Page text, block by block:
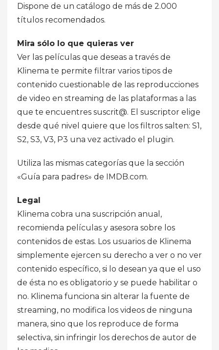
Dispone de un catálogo de más de 2.000
títulos recomendados.
Mira sólo lo que quieras ver
Ver las películas que deseas a través de
Klinema te permite filtrar varios tipos de
contenido cuestionable de las reproducciones
de video en streaming de las plataformas a las
que te encuentres suscrit@. El suscriptor elige
desde qué nivel quiere que los filtros salten: S1,
S2, S3, V3, P3 una vez activado el plugin.
Utiliza las mismas categorías que la sección
«Guía para padres» de IMDB.com.
Legal
Klinema cobra una suscripción anual,
recomienda películas y asesora sobre los
contenidos de estas. Los usuarios de Klinema
simplemente ejercen su derecho a ver o no ver
contenido específico, si lo desean ya que el uso
de ésta no es obligatorio y se puede habilitar o
no. Klinema funciona sin alterar la fuente de
streaming, no modifica los videos de ninguna
manera, sino que los reproduce de forma
selectiva, sin infringir los derechos de autor de